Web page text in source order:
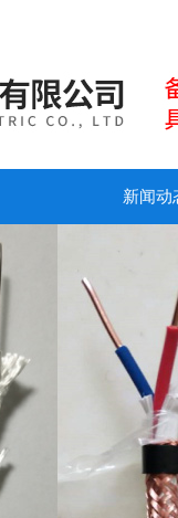
新闻动